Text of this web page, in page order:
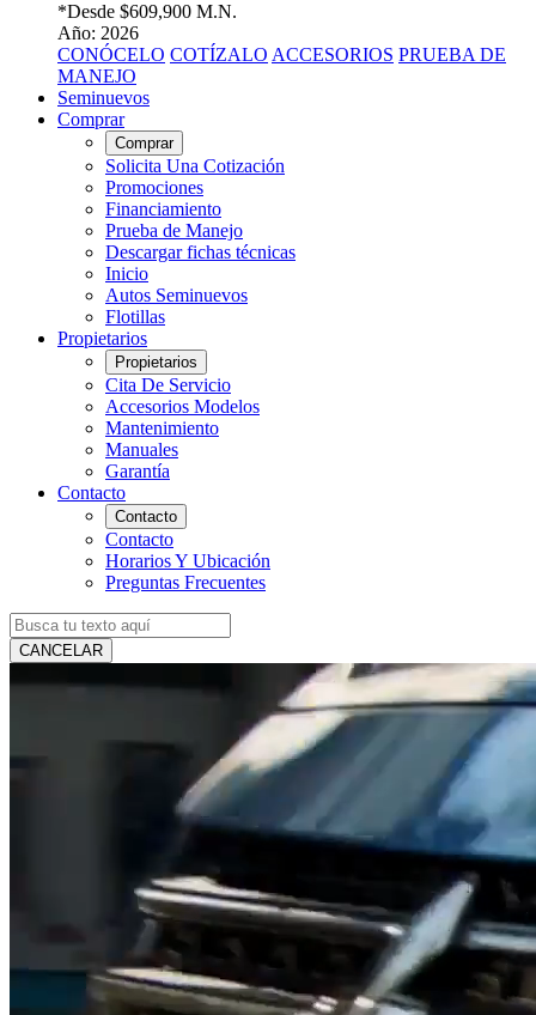
*Desde $609,900 M.N.
Año: 2026
CONÓCELO COTÍZALO ACCESORIOS PRUEBA DE
MANEJO
Seminuevos
Comprar
Comprar
Solicita Una Cotización
Promociones
Financiamiento
Prueba de Manejo
Descargar fichas técnicas
Inicio
Autos Seminuevos
Flotillas
Propietarios
Propietarios
Cita De Servicio
Accesorios Modelos
Mantenimiento
Manuales
Garantía
Contacto
Contacto
Contacto
Horarios Y Ubicación
Preguntas Frecuentes
CANCELAR